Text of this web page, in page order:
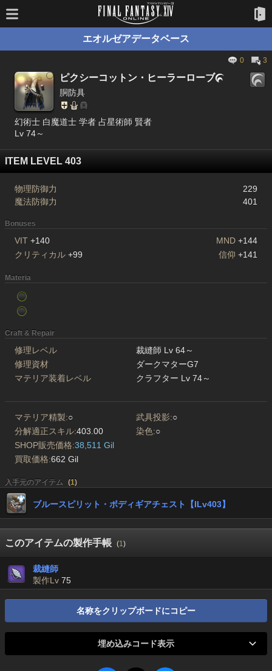
エオルゼアデータベース
0 3
ピクシーコットン・ヒーラーローブ
胴防具
幻術士 白魔道士 学者 占星術師 賢者
Lv 74～
ITEM LEVEL 403
物理防御力
229
魔法防御力
401
Bonuses
VIT +140 MND +144
クリティカル +99 信仰 +141
Materia
Craft & Repair
修理レベル
裁縫師 Lv 64～
修理資材
ダークマターG7
マテリア装着レベル
クラフター Lv 74～
マテリア精製:○ 武具投影:○
分解適正スキル:403.00 染色:○
SHOP販売価格:38,511 Gil
買取価格:662 Gil
入手元のアイテム (1)
ブルースピリット・ボディギアチェスト【ILv403】
このアイテムの製作手帳 (1)
裁縫師
製作Lv 75
名称をクリップボードにコピー
埋め込みコード表示